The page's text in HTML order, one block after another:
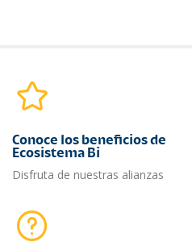
Conoce los beneficios de
Ecosistema Bi
Disfruta de nuestras alianzas